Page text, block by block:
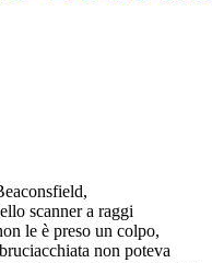
scanner a raggi
le è preso un colpo,
non poteva